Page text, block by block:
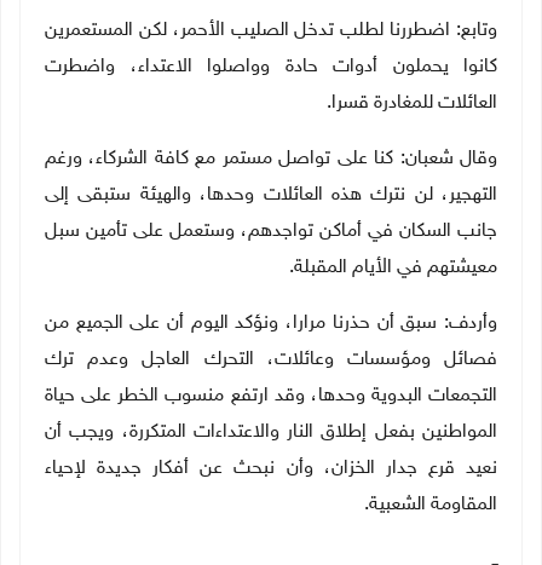
وتابع: اضطررنا لطلب تدخل الصليب الأحمر، لكن المستعمرين
كانوا يحملون أدوات حادة وواصلوا الاعتداء، واضطرت
العائلات للمغادرة قسرا.
وقال شعبان: كنا على تواصل مستمر مع كافة الشركاء، ورغم
التهجير، لن نترك هذه العائلات وحدها، والهيئة ستبقى إلى
جانب السكان في أماكن تواجدهم، وستعمل على تأمين سبل
معيشتهم في الأيام المقبلة.
وأردف: سبق أن حذرنا مرارا، ونؤكد اليوم أن على الجميع من
فصائل ومؤسسات وعائلات، التحرك العاجل وعدم ترك
التجمعات البدوية وحدها، وقد ارتفع منسوب الخطر على حياة
المواطنين بفعل إطلاق النار والاعتداءات المتكررة، ويجب أن
نعيد قرع جدار الخزان، وأن نبحث عن أفكار جديدة لإحياء
المقاومة الشعبية.
ــ